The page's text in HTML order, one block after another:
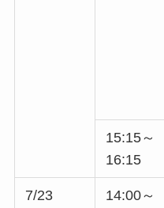
15:15～
16:15
7/23
14:00～